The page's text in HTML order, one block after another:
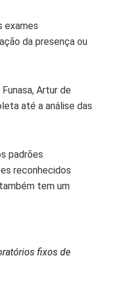
exames
da presença ou
Artur de
até a análise das
padrões
reconhecidos
tem um
fixos de